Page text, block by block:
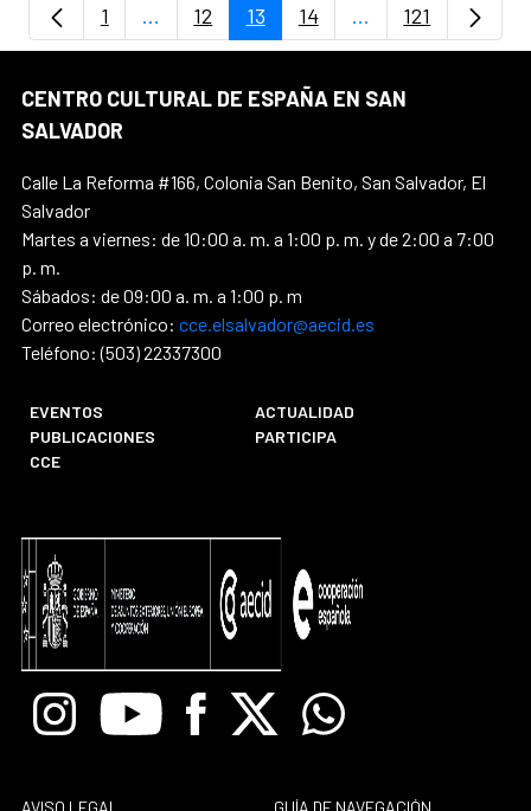
Página
1 ...Páginas intermedias Use TAB para
Página
12 Página
13 Página
14 ...PáginasPágina
121
CENTRO CULTURAL DE ESPAÑA EN SAN
SALVADOR
Calle La Reforma #166, Colonia San Benito, San Salvador, El
Salvador
Martes a viernes: de 10:00 a. m. a 1:00 p. m. y de 2:00 a 7:00
p. m.
Sábados: de 09:00 a. m. a 1:00 p. m
Correo electrónico: cce.elsalvador@aecid.es
Teléfono: (503) 22337300
EVENTOS
ACTUALIDAD
PUBLICACIONES
PARTICIPA
CCE
InstagramYoutube Facebook
X Whatsapp